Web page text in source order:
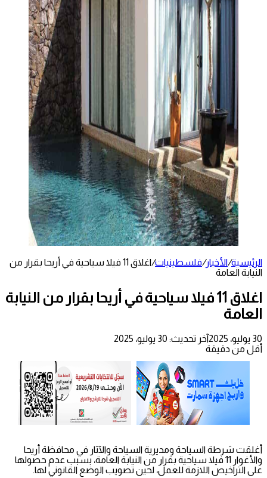
الرئيسية/الأخبار/فلسطينيات/
اغلاق 11 فيلا سياحية في أريحا بقرار من
النيابة العامة
اغلاق 11 فيلا سياحية في أريحا بقرار من النيابة
العامة
30 يوليو، 2025
آخر تحديث: 30 يوليو، 2025
أقل من دقيقة
أغلقت شرطة السياحة ومديرية السياحة والآثار في محافظة أريحا
والأغوار 11 فيلا سياحية بقرار من النيابة العامة، بسبب عدم حصولها
على التراخيص اللازمة للعمل، لحين تصويب الوضع القانوني لها.